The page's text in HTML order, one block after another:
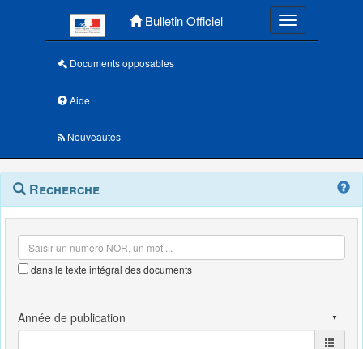
Bulletin Officiel Toggle
Documents opposables
Aide
Nouveautés
Navigation
outils
Menu
contextuel
Recherche
dans le texte intégral des documents